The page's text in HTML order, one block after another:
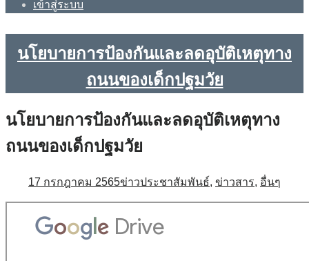
เข้าสู่ระบบ
นโยบายการป้องกันและลดอุบัติเหตุทาง
ถนนของเด็กปฐมวัย
นโยบายการป้องกันและลดอุบัติเหตุทาง
ถนนของเด็กปฐมวัย
17 กรกฎาคม 2565ข่าวประชาสัมพันธ์, ข่าวสาร, อื่นๆ